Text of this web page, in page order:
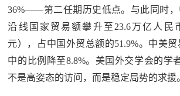
36%——第二任期历史低点。与此同时，
沿线国家贸易额攀升至23.6万亿人民
元），占中国外贸总额的51.9%。中美
中的比例降至8.8%。美国外交学会的学
不是高姿态的访问，而是稳定局势的求援